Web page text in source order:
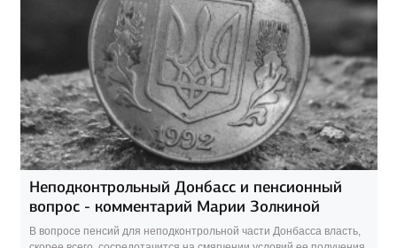
Неподконтрольный Донбасс и пенсионный
вопрос - комментарий Марии Золкиной
В вопросе пенсий для неподконтрольной части Донбасса власть,